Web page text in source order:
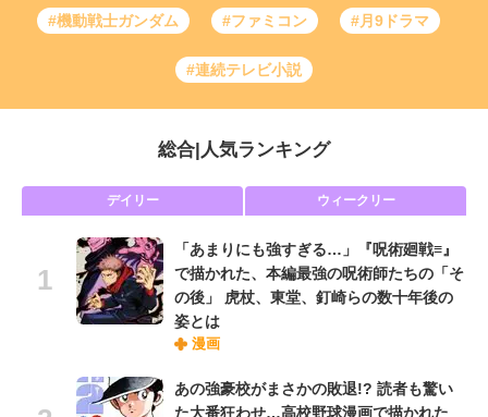
#機動戦士ガンダム #ファミコン #月9ドラマ
#連続テレビ小説
総合 人気ランキング
デイリー ウィークリー
「あまりにも強すぎる…」『呪術廻戦≡』
で描かれた、本編最強の呪術師たちの「そ
の後」 虎杖、東堂、釘崎らの数十年後の
姿とは
漫画
あの強豪校がまさかの敗退!? 読者も驚い
た大番狂わせ…高校野球漫画で描かれた